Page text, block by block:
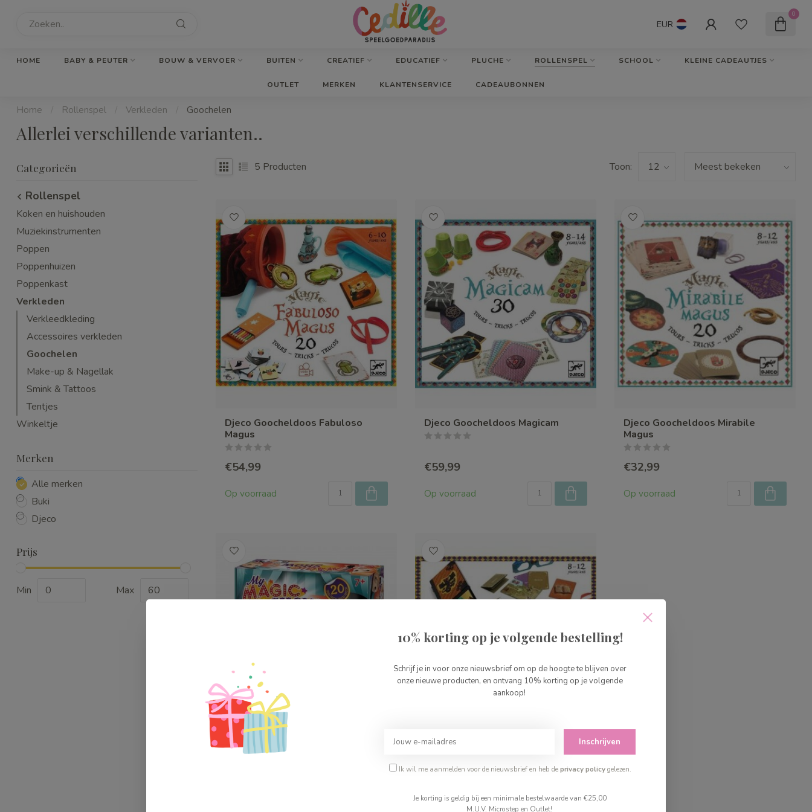
EUR
0
HOME BABY & PEUTER BOUW & VERVOER BUITEN CREATIEF EDUCATIEF PLUCHE ROLLENSPEL SCHOOL KLEINE CADEAUTJES
OUTLET MERKEN KLANTENSERVICE CADEAUBONNEN
Home / Rollenspel / Verkleden / Goochelen
Allerlei verschillende varianten..
Categorieën
Rollenspel
Koken en huishouden
Muziekinstrumenten
Poppen
Poppenhuizen
Poppenkast
Verkleden
Verkleedkleding
Accessoires verkleden
Goochelen
Make-up & Nagellak
Smink & Tattoos
Tentjes
Winkeltje
Merken
Alle merken
Buki
Djeco
Prijs
Min Max
5 Producten Toon:
Djeco Goocheldoos Fabuloso
Magus
€54,99
Op voorraad
Djeco Goocheldoos Magicam
€59,99
Op voorraad
Djeco Goocheldoos Mirabile
Magus
€32,99
Op voorraad
Buki Goochel Magic Show
Djeco Goocheldoos Incredibile
Magus
€49,99
10% korting op je volgende bestelling!
Schrijf je in voor onze nieuwsbrief om op de hoogte te blijven over
onze nieuwe producten, en ontvang 10% korting op je volgende
aankoop!
Inschrijven
Ik wil me aanmelden voor de nieuwsbrief en heb deprivacy policygelezen.
Je korting is geldig bij een minimale bestelwaarde van €25,00
M.U.V. Microstep en Outlet!